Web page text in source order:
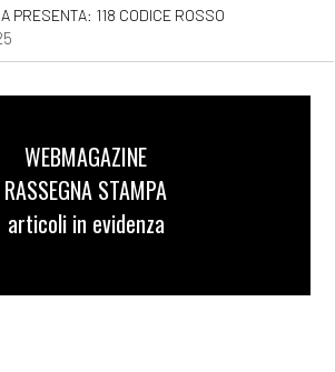
PRESENTA: 118 CODICE ROSSO
WEBMAGAZINE
RASSEGNA STAMPA
articoli in evidenza